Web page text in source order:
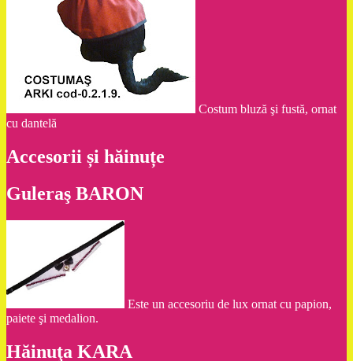
Costum bluză şi fustă, ornat
cu dantelă
Accesorii și hăinuțe
Guleraş BARON
Este un accesoriu de lux ornat cu papion,
paiete şi medalion.
Hăinuţa KARA